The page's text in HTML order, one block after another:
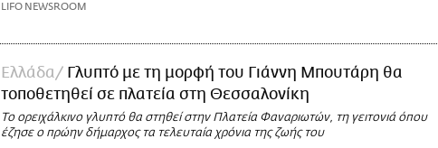
LIFO NEWSROOM
Ελλάδα
Γλυπτό με τη μορφή του Γιάννη Μπουτάρη θα
τοποθετηθεί σε πλατεία στη Θεσσαλονίκη
Το ορειχάλκινο γλυπτό θα στηθεί στην Πλατεία Φαναριωτών, τη γειτονιά όπου
έζησε ο πρώην δήμαρχος τα τελευταία χρόνια της ζωής του